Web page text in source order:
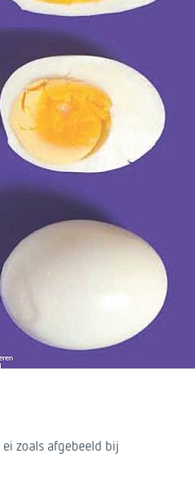
ei zoals afgebeeld bij